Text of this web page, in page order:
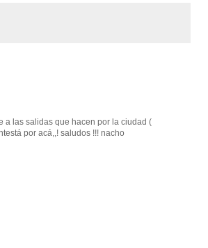
a las salidas que hacen por la ciudad (
por acá,,! saludos !!! nacho